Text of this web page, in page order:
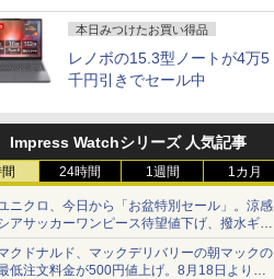
本日みつけたお買い得品
レノボの15.3型ノートが4万5
千円引きでセール中
Impress Watchシリーズ 人気記事
24時間 1週間 1カ月
ニクロ、今日から「お盆特別セール」。涼感
アサッカーワンピース待望値下げ、撥水ギア
ョーツは1990円に
クドナルド、マックデリバリーの朝マックの
低注文料金が500円値上げ。8月18日より